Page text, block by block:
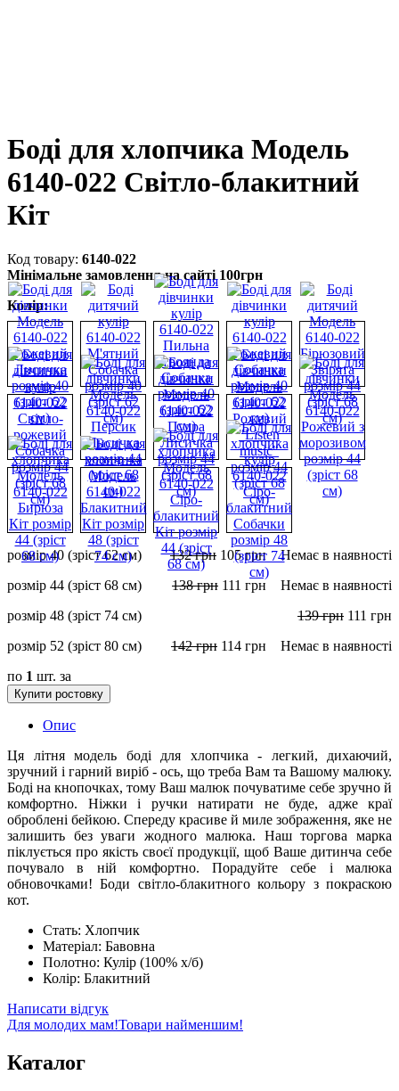
Боді для хлопчика Модель
6140-022 Світло-блакитний
Кіт
6140-022
Мінімальне замовлення на сайті 100грн
Колір:
розмір 40 (зріст 62 см) 132грн 105грн
Немає в наявності
розмір 44 (зріст 68 см)
138грн 111 грн
Немає в наявності
розмір 48 (зріст 74 см)
139грн 111 грн
розмір 52 (зріст 80 см)
142грн 114 грн
Немає в наявності
по 1 шт. за
Купити ростовку
Опис
Ця літня модель боді для хлопчика - легкий, дихаючий,
зручний і гарний виріб - ось, що треба Вам та Вашому малюку.
Боді на кнопочках, тому Ваш малюк почуватиме себе зручно й
комфортно. Ніжки і ручки натирати не буде, адже краї
оброблені бейкою. Спереду красиве й миле зображення, яке не
залишить без уваги жодного малюка. Наш торгова марка
піклується про якість своєї продукції, щоб Ваше дитинча себе
почувало в ній комфортно. Порадуйте себе і малюка
обновочками! Боди світло-блакитного кольору з покраскою
кот.
Стать: Хлопчик
Матеріал: Бавовна
Полотно: Кулір (100% х/б)
Колір: Блакитний
Написати відгук
Для молодих мам!Товари найменшим!
Каталог